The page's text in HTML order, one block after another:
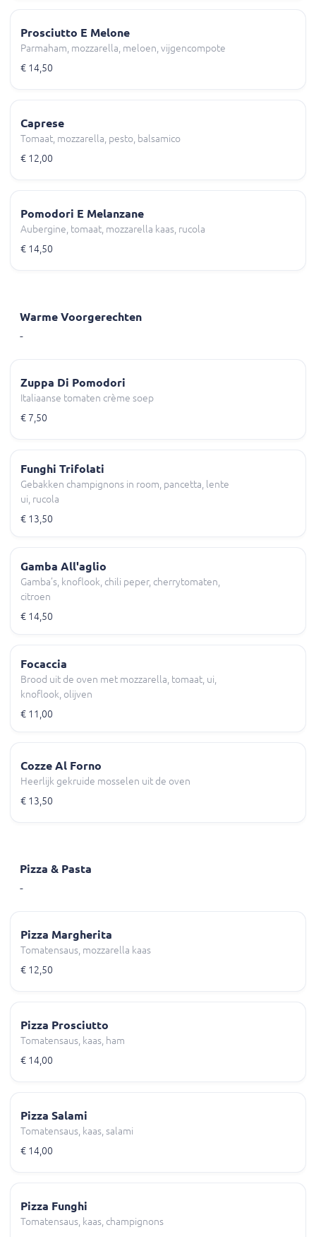
Prosciutto E Melone
Parmaham, mozzarella, meloen, vijgencompote
€ 14,50
Caprese
Tomaat, mozzarella, pesto, balsamico
€ 12,00
Pomodori E Melanzane
Aubergine, tomaat, mozzarella kaas, rucola
€ 14,50
Warme Voorgerechten
-
Zuppa Di Pomodori
Italiaanse tomaten crème soep
€ 7,50
Funghi Trifolati
Gebakken champignons in room, pancetta, lente
ui, rucola
€ 13,50
Gamba All'aglio
Gamba’s, knoflook, chili peper, cherrytomaten,
citroen
€ 14,50
Focaccia
Brood uit de oven met mozzarella, tomaat, ui,
knoflook, olijven
€ 11,00
Cozze Al Forno
Heerlijk gekruide mosselen uit de oven
€ 13,50
Pizza & Pasta
-
Pizza Margherita
Tomatensaus, mozzarella kaas
€ 12,50
Pizza Prosciutto
Tomatensaus, kaas, ham
€ 14,00
Pizza Salami
Tomatensaus, kaas, salami
€ 14,00
Pizza Funghi
Tomatensaus, kaas, champignons